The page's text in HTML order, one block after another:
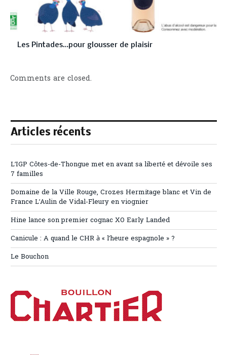
Les Pintades…pour glousser de plaisir
Comments are closed.
Articles récents
L’IGP Côtes-de-Thongue met en avant sa liberté et dévoile ses
7 familles
Domaine de la Ville Rouge, Crozes Hermitage blanc et Vin de
France L’Aulin de Vidal-Fleury en viognier
Hine lance son premier cognac XO Early Landed
Canicule : A quand le CHR à « l’heure espagnole » ?
Le Bouchon